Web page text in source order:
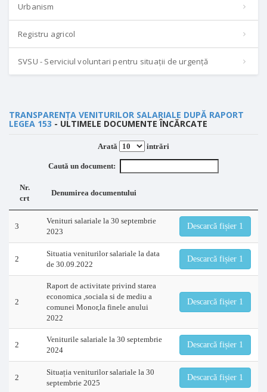
Urbanism
Registru agricol
SVSU - Serviciul voluntari pentru situații de urgență
TRANSPARENȚA VENITURILOR SALARIALE DUPĂ RAPORT
LEGEA 153 - ULTIMELE DOCUMENTE ÎNCĂRCATE
Arată intrări
Caută un document:
Nr.
crt
Denumirea documentului
3
Venituri salariale la 30 septembrie
2023
Descarcă fișier 1
2
Situatia veniturilor salariale la data
de 30.09.2022
Descarcă fișier 1
2
Raport de activitate privind starea
economica ,sociala si de mediu a
comunei Monor,la finele anului
2022
Descarcă fișier 1
2
Veniturile salariale la 30 septembrie
2024
Descarcă fișier 1
2
Situația veniturilor salariale la 30
septembrie 2025
Descarcă fișier 1